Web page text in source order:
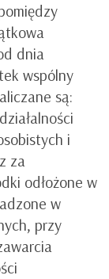
dnia
wspólny
są:
i
za
odłożone w
w
przy